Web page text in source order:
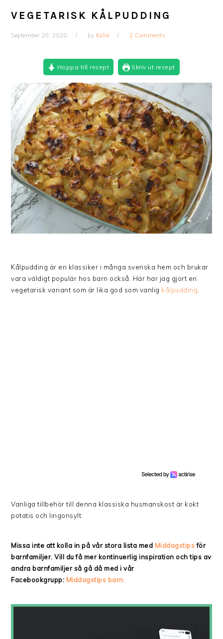
VEGETARISK KÅLPUDDING
September 20, 2020 by Kalle 2 Comments
Hoppa till recept Skriv ut recept
Kålpudding är en klassiker i många svenska hem och brukar
vara väldigt populär hos barn också. Här har jag gjort en
vegetarisk variant som är lika god som vanlig kålpudding
Vanliga tillbehör till denna klassiska husmanskost är kokt
potatis och lingonsylt.
Missa inte att kolla in på vår stora lista med Middagstipsför
barnfamiljer. Vill du få mer kontinuerlig inspiration och tips av
andra barnfamiljer så gå då med i vår
Facebookgrupp: Middagstips barn.